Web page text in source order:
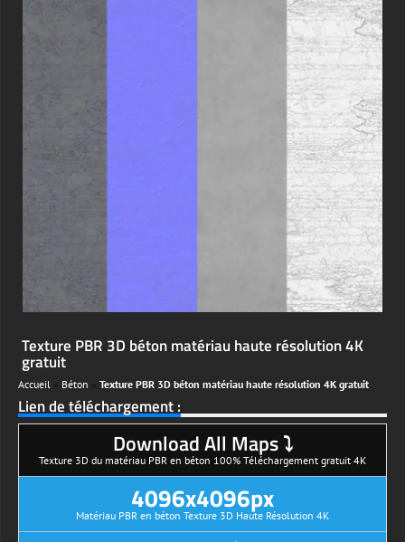
Texture PBR 3D béton matériau haute résolution 4K
gratuit
Accueil Béton Texture PBR 3D béton matériau haute résolution 4K gratuit
Lien de téléchargement :
Download All Maps ⤵
Texture 3D du matériau PBR en béton 100% Téléchargement gratuit 4K
4096x4096px
Matériau PBR en béton Texture 3D Haute Résolution 4K